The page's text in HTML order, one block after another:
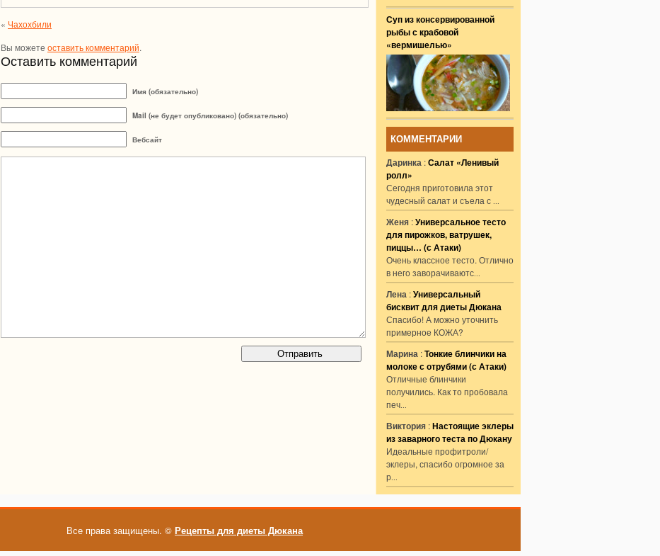
« Чахохбили
Вы можете оставить комментарий.
Оставить комментарий
Имя (обязательно)
Mail (не будет опубликовано) (обязательно)
Вебсайт
Суп из консервированной
рыбы с крабовой
«вермишелью»
КОММЕНТАРИИ
Даринка :Салат «Ленивый
ролл»
Сегодня приготовила этот
чудесный салат и съела с ...
Женя :Универсальное тесто
для пирожков, ватрушек,
пиццы… (с Атаки)
Очень классное тесто. Отлично
в него заворачиваютс...
Лена :Универсальный
бисквит для диеты Дюкана
Спасибо! А можно уточнить
примерное КОЖА?
Марина :Тонкие блинчики на
молоке с отрубями (с Атаки)
Отличные блинчики
получились. Как то пробовала
печ...
Виктория :Настоящие эклеры
из заварного теста по Дюкану
Идеальные профитроли/
эклеры, спасибо огромное за
р...
Все права защищены. © Рецепты для диеты Дюкана